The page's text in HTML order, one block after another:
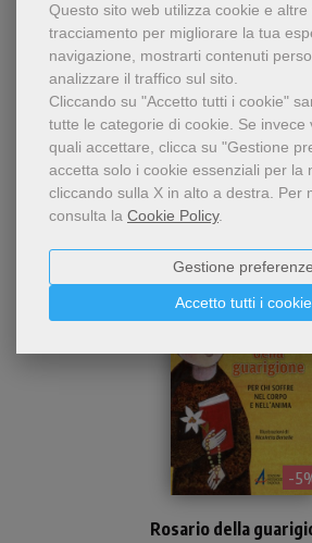
Questo sito web utilizza cookie e altre
tracciamento per migliorare la tua
navigazione, mostrarti contenuti
analizzare il traffico sul sito.
Cliccando su "Accetto tutti i cookie"
tutte le categorie di cookie. Se invece
quali accettare, clicca su "Gestione
accetta solo i cookie essenziali per la
cliccando sulla X in alto a destra. Per
consulta la Cookie Policy.
Accetto tutti i cookie
Gestione preferenze
Chi ha visto
ha visto
-
dell'anima offerto dai
Rosario della